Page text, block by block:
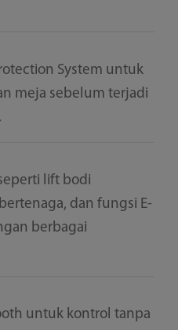
System untuk
meja sebelum terjadi
lift bodi
dan fungsi E-
berbagai
untuk kontrol tanpa